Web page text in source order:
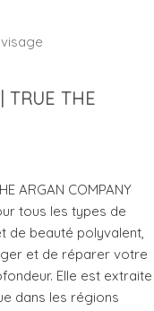
THE
ARGAN COMPANY
tous les types de
de beauté polyvalent,
et de réparer votre
Elle est extraite
dans les régions